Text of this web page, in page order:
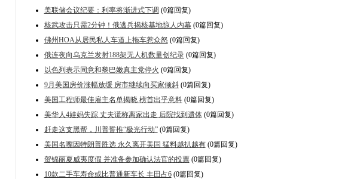
美联储会议纪要：利率将渐进式下调 (0篇回复)
核武攻击只需2分钟！俄逃兵揭核基地惊人内幕(0篇回复)
佛州HOA从居民私人车道上拖车惹众怒(0篇回复)
俄连夜向乌克兰发射188架无人机数量创纪录(0篇回复)
以色列表示同意和黎巴嫩真主党停火 (0篇回复)
9月美国房价涨幅放缓 房市继续向买家倾斜(0篇回复)
美国工程师最佳雇主名单揭晓 榜首出乎意料(0篇回复)
美华人4娃妈失踪 丈夫谎称离家出走 后院找到遗体(0篇回复)
赶走这支黑帮，川普誓推“极光行动”(0篇回复)
美国名嘴因特朗普胜选 永久离开美国 猛料越扒越有(0篇回复)
贺锦丽夏威夷度假 并准备参加确认法官的投票(0篇回复)
10款二手车寿命或比普通新车长 丰田占6(0篇回复)